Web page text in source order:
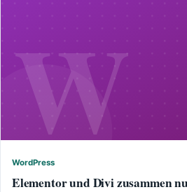
W
WordPress
Elementor und Divi zusammen